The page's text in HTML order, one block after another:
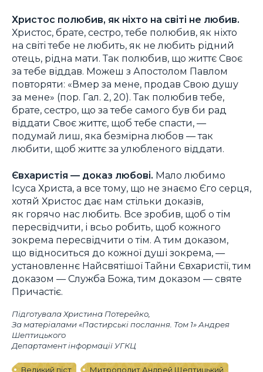
Христос полюбив, як ніхто на світі не любив.
Христос, брате, сестро, тебе полюбив, як ніхто
на світі тебе не любить, як не любить рідний
отець, рідна мати. Так полюбив, що життє Своє
за тебе віддав. Можеш з Апостолом Павлом
повторяти: «Вмер за мене, продав Свою душу
за мене» (пор. Гал. 2, 20). Так полюбив тебе,
брате, сестро, що за тебе самого був би рад
віддати Своє життє, щоб тебе спасти, —
подумай лиш, яка безмірна любов — так
любити, щоб життє за улюбленого віддати.
Євхаристія — доказ любові. Мало любимо
Ісуса Христа, а все тому, що не знаємо Єго серця,
хотяй Христос дає нам стільки доказів,
як горячо нас любить. Все зробив, щоб о тім
пересвідчити, і всьо робить, щоб кожного
зокрема пересвідчити о тім. А тим доказом,
що відноситься до кожної душі зокрема, —
установленнє Найсвятішої Тайни Євхаристії, тим
доказом — Служба Божа, тим доказом — святе
Причастіє.
Підготувала Христина Потерейко,
За матеріалами «Пастирські послання. Том 1» Андрея
Шептицького
Департамент інформації УГКЦ
Великий піст Митрополит Андрей Шептицький